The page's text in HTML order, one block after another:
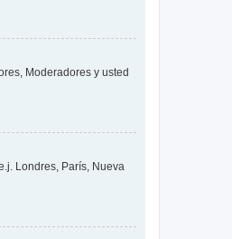
Moderadores y usted
Londres, París, Nueva